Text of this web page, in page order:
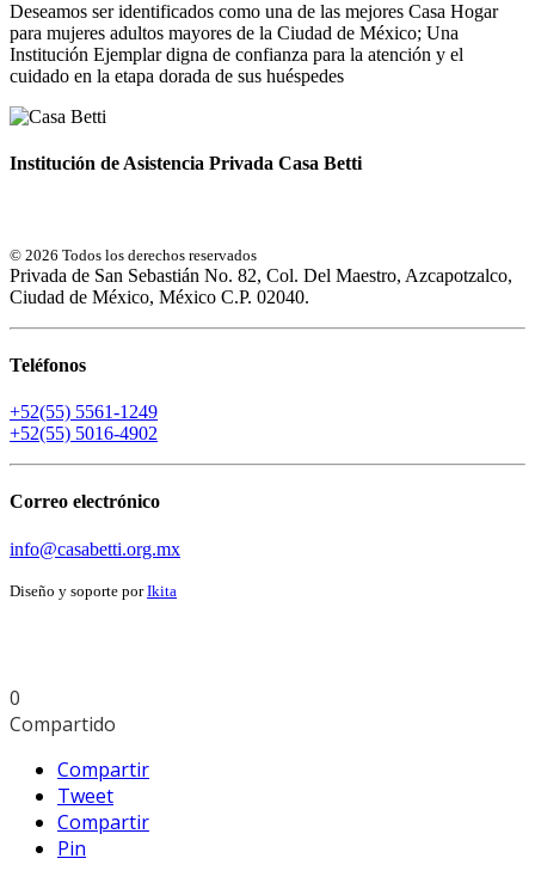
Deseamos ser identificados como una de las mejores Casa Hogar
para mujeres adultos mayores de la Ciudad de México; Una
Institución Ejemplar digna de confianza para la atención y el
cuidado en la etapa dorada de sus huéspedes
Institución de Asistencia Privada Casa Betti
© 2026 Todos los derechos reservados
Privada de San Sebastián No. 82, Col. Del Maestro, Azcapotzalco,
Ciudad de México, México C.P. 02040.
Teléfonos
+52(55) 5561-1249
+52(55) 5016-4902
Correo electrónico
info@casabetti.org.mx
Diseño y soporte porIkita
0
Compartido
Compartir
Tweet
Compartir
Pin